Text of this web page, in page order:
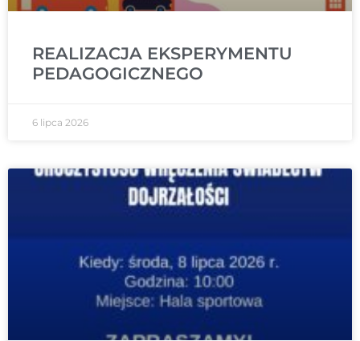
REALIZACJA EKSPERYMENTU
PEDAGOGICZNEGO
6 lipca 2026